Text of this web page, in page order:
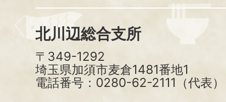
北川辺総合支所
〒349-1292
埼玉県加須市麦倉1481番地1
電話番号：0280-62-2111（代表）